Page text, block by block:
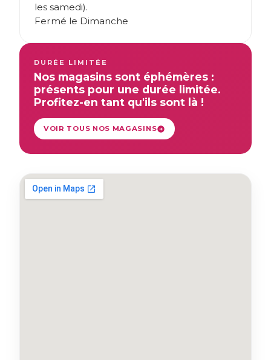
les samedi).
Fermé le Dimanche
DURÉE LIMITÉE
Nos magasins sont éphémères :
présents pour une durée limitée.
Profitez-en tant qu'ils sont là !
VOIR TOUS NOS MAGASINS